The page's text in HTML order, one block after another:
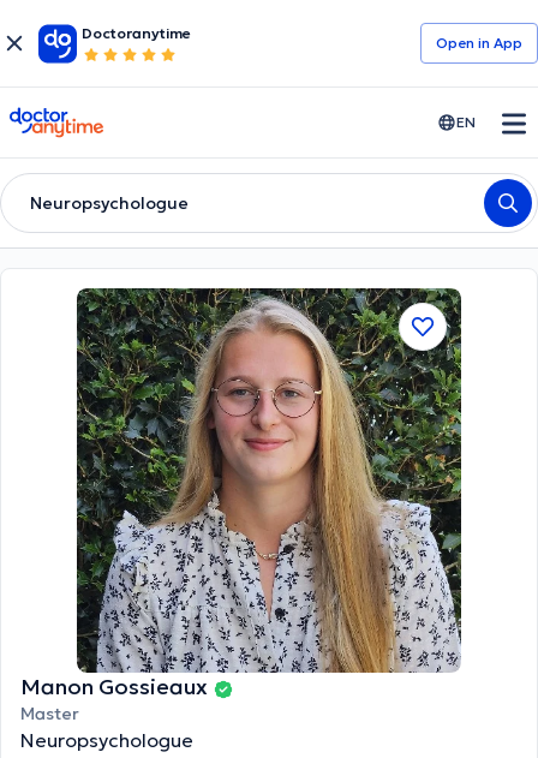
Doctoranytime
Open in Αpp
doctoranytime EN
Neuropsychologue
Manon Gossieaux
Master
Neuropsychologue